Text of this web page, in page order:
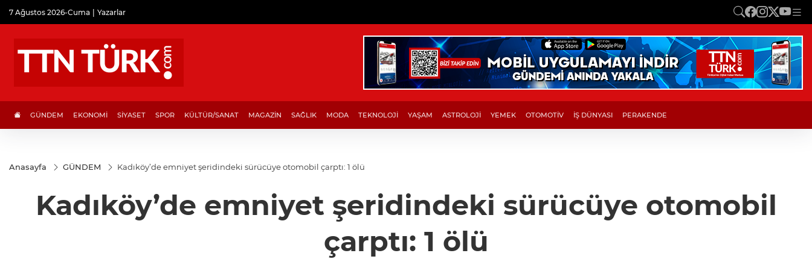
7 Ağustos 2026-Cuma Yazarlar
GÜNDEM EKONOMİ SİYASET SPOR KÜLTÜR/SANAT MAGAZİN SAĞLIK MODA TEKNOLOJİ YAŞAM ASTROLOJİ YEMEK OTOMOTİV İŞ DÜNYASI PERAKENDE
Anasayfa GÜNDEM Kadıköy’de emniyet şeridindeki sürücüye otomobil çarptı: 1 ölü
Kadıköy’de emniyet şeridindeki sürücüye otomobil
çarptı: 1 ölü